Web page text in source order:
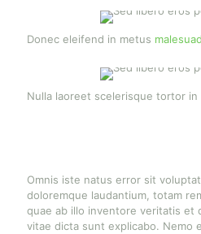
Donec eleifend in metus
Nulla laoreet scelerisque tortor in
Omnis iste natus error sit
doloremque laudantium, totam
quae ab illo inventore veritatis et
vitae dicta sunt explicabo. Nemo